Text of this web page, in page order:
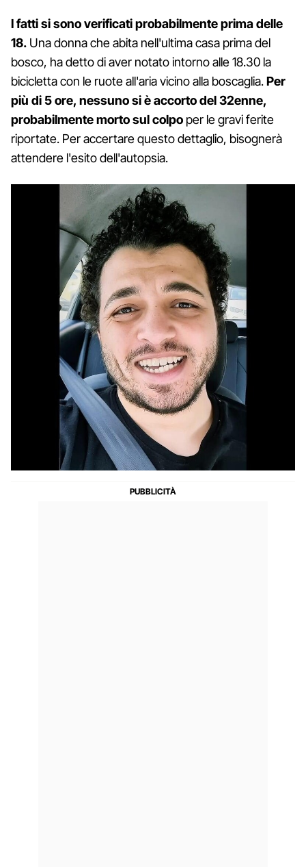
I fatti si sono verificati probabilmente prima delle
18. Una donna che abita nell'ultima casa prima del
bosco, ha detto di aver notato intorno alle 18.30 la
bicicletta con le ruote all'aria vicino alla boscaglia.Per
più di 5 ore, nessuno si è accorto del 32enne,
probabilmente morto sul colpo per le gravi ferite
riportate. Per accertare questo dettaglio, bisognerà
attendere l'esito dell'autopsia.